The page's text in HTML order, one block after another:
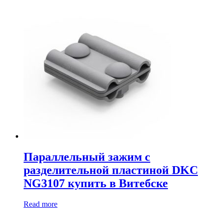
Параллельный зажим с
разделительной пластиной DKC
NG3107 купить в Витебске
Read more